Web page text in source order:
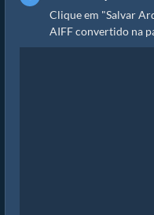
Clique em "Salvar
AIFF convertido na